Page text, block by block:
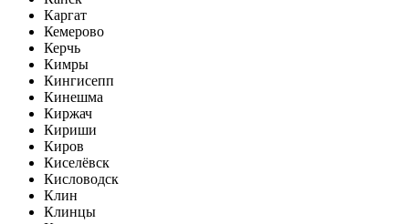
Каргат
Кемерово
Керчь
Кимры
Кингисепп
Кинешма
Киржач
Кириши
Киров
Киселёвск
Кисловодск
Клин
Клинцы